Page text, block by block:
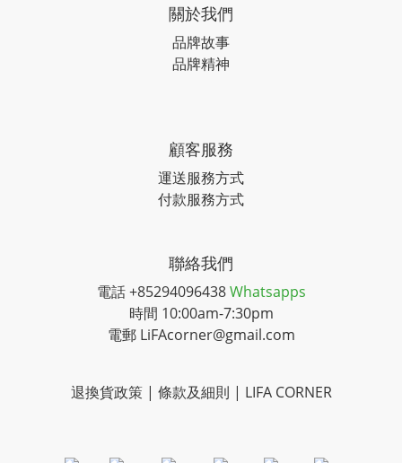
關於我們
品牌故事
品牌精神
顧客服務
運送服務方式
付款服務方式
聯絡我們
電話 +85294096438Whatsapps
時間 10:00am-7:30pm
電郵 LiFAcorner@gmail.com
退換貨政策 | 條款及細則 | LIFA CORNER